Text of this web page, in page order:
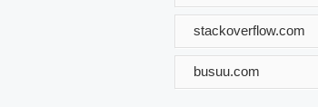
stackoverflow.com
busuu.com